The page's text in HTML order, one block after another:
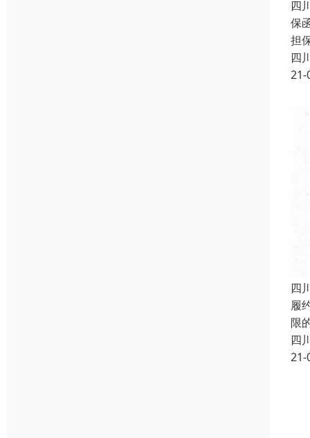
四
保
担
四
21-
四
履
限
四
21-